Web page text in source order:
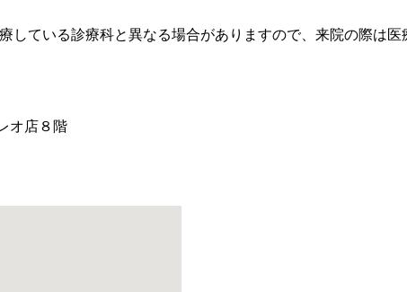
ている診療科と異なる場合がありますので、来院の際は医
オ店８階